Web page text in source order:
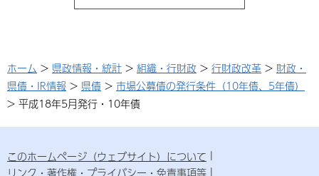
ホーム > 県政情報・統計 > 組織・行財政 > 行財政改革 > 財政・
県債・IR情報 > 県債 > 市場公募債の発行条件（10年債、5年債）
> 平成18年5月発行・10年債
このホームページ（ウェブサイト）について
リンク・著作権・プライバシー・免責事項等